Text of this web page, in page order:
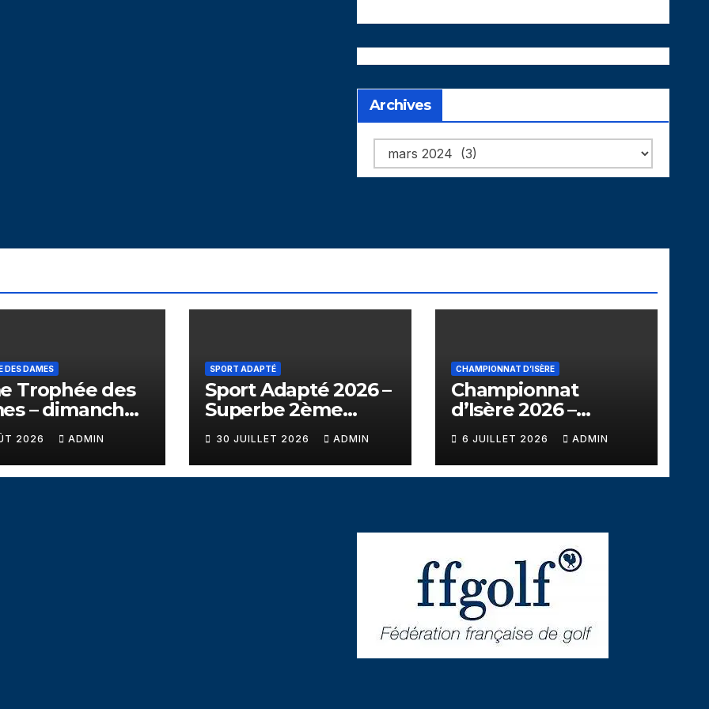
Archives
Archives
DES DAMES
Trophée des
– dimanche
– Golf
2026 ADMIN
SPORT ADAPTÉ
Sport Adapté 2026 –
Superbe 2ème
Campanil
30 JUILLET 2026 ADMIN
CHAMPIONNAT D’ISÈRE
Championnat
d’Isère 2026 –
Vercors – Dimanche
5 juillet
6 JUILLET 2026 ADMIN